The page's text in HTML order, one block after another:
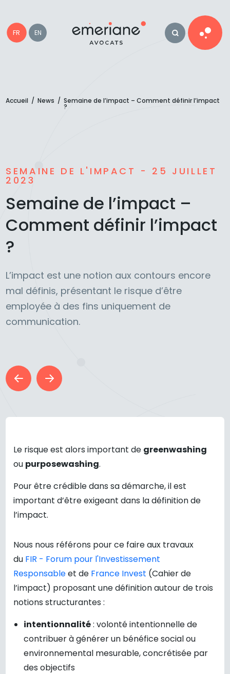
FR EN
Accueil / News / Semaine de l’impact – Comment définir l’impact
?
SEMAINE DE L'IMPACT - 25 JUILLET
2023
Semaine de l’impact –
Comment définir l’impact
?
L’impact est une notion aux contours encore
mal définis, présentant le risque d’être
employée à des fins uniquement de
communication.
Le risque est alors important de greenwashing
ou purposewashing.
Pour être crédible dans sa démarche, il est
important d’être exigeant dans la définition de
l’impact.
Nous nous référons pour ce faire aux travaux
du FIR - Forum pour l'Investissement
Responsableet de France Invest (Cahier de
l’impact) proposant une définition autour de trois
notions structurantes :
intentionnalité: volonté intentionnelle de
contribuer à générer un bénéfice social ou
environnemental mesurable, concrétisée par
des objectifs